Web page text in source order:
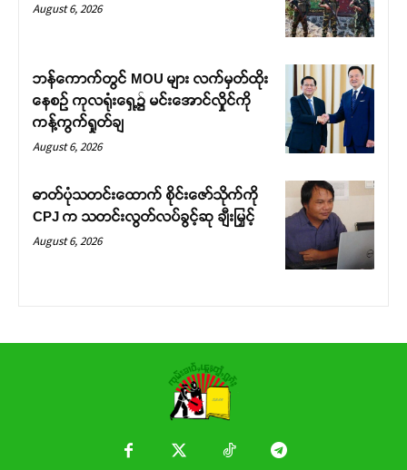
August 6, 2026
ဘန်ကောက်တွင် MOU များ လက်မှတ်ထိုး
နေစဉ် ကုလရုံးရှေ့၌ မင်းအောင်လှိုင်ကို
ကန့်ကွက်ရှုတ်ချ
August 6, 2026
ဓာတ်ပုံသတင်းထောက် စိုင်းဇော်သိုက်ကို
CPJ က သတင်းလွတ်လပ်ခွင့်ဆု ချီးမြှင့်
August 6, 2026